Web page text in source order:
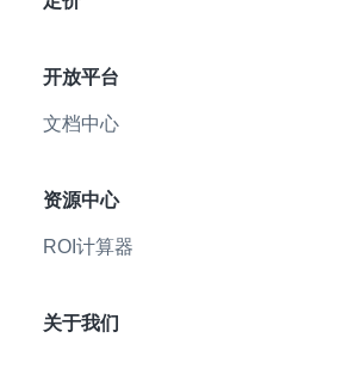
开放平台
文档中心
资源中心
ROI计算器
关于我们